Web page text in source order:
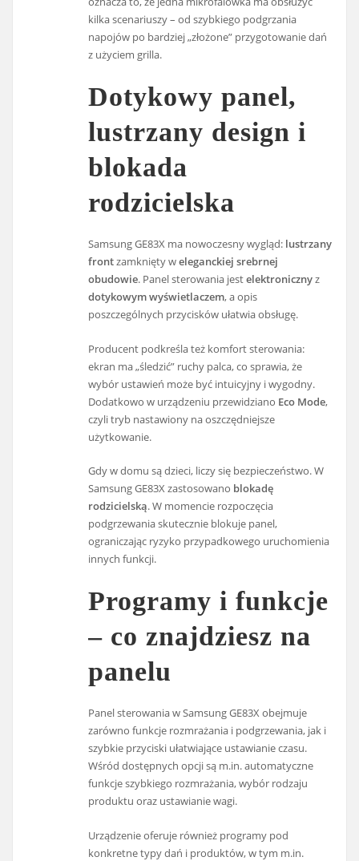
kilka scenariuszy – od szybkiego podgrzania
napojów po bardziej „złożone” przygotowanie dań
z użyciem grilla.
Dotykowy panel,
lustrzany design i
blokada
rodzicielska
Samsung GE83X ma nowoczesny wygląd: lustrzany
frontzamknięty weleganckiej srebrnej
obudowie. Panel sterowania jestelektronicznyz
dotykowym wyświetlaczem, a opis
poszczególnych przycisków ułatwia obsługę.
Producent podkreśla też komfort sterowania:
ekran ma „śledzić” ruchy palca, co sprawia, że
wybór ustawień może być intuicyjny i wygodny.
Dodatkowo w urządzeniu przewidziano Eco Mode,
czyli tryb nastawiony na oszczędniejsze
użytkowanie.
Gdy w domu są dzieci, liczy się bezpieczeństwo. W
Samsung GE83X zastosowano blokadę
rodzicielską. W momencie rozpoczęcia
podgrzewania skutecznie blokuje panel,
ograniczając ryzyko przypadkowego uruchomienia
innych funkcji.
Programy i funkcje
– co znajdziesz na
panelu
Panel sterowania w Samsung GE83X obejmuje
zarówno funkcje rozmrażania i podgrzewania, jak i
szybkie przyciski ułatwiające ustawianie czasu.
Wśród dostępnych opcji są m.in. automatyczne
funkcje szybkiego rozmrażania, wybór rodzaju
produktu oraz ustawianie wagi.
Urządzenie oferuje również programy pod
konkretne typy dań i produktów, w tym m.in.